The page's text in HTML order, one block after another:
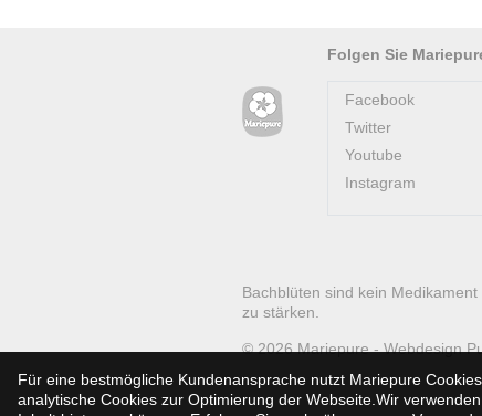
Für eine bestmögliche Kundenansprache nutzt Mariepure
analytische Cookies zur Optimierung der Webseite.Wir
Folgen Sie
Facebook
Twitter
Youtube
Instagram
Bachblüten sind kein
zu stärken.
© 2026 Mariepure -Webdesign